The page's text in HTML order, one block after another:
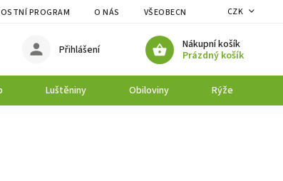
PROGRAM O NÁS VŠEOBECNÉ OBCHODNÍ PODMÍNKY
CZK
Nákupní košík
Prázdný košík
Přihlášení
Luštěniny Obiloviny Rýže